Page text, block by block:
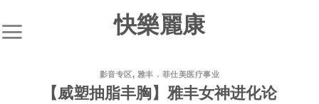
快樂麗康
影音专区, 雅丰．菲仕美医疗事业
【威塑抽脂丰胸】雅丰女神进化论